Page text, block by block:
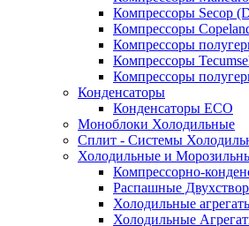
Компрессоры Secop
Компрессоры
Компрессоры
Компрессоры
Компрессоры
Конденсаторы
Конденсаторы ECO
Моноблоки Холодильные
Сплит - Системы
Холодильные и
Компрессорно-
Распашные
Холодильные
Холодильные